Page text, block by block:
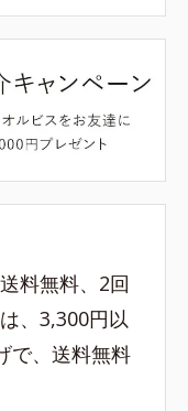
料無料、2回
、3,300円以
で、送料無料